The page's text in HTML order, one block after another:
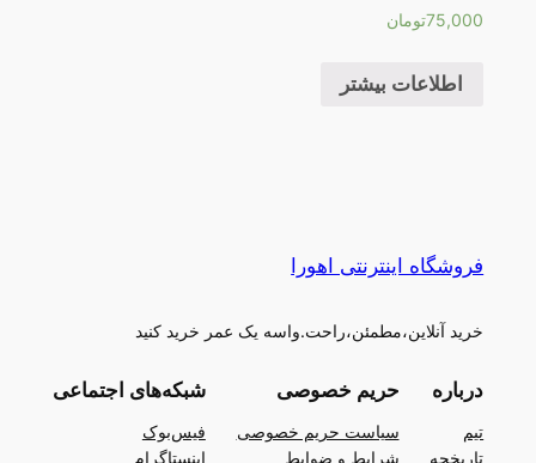
75,000تومان
اطلاعات بیشتر
فروشگاه اینترنتی اهورا
خرید آنلاین،مطمئن،راحت.واسه یک عمر خرید کنید
درباره
تیم
تاریخچه
حریم خصوصی
سیاست حریم خصوصی
شرایط و ضوابط
شبکه‌های اجتماعی
فیس‌بوک
اینستاگرام